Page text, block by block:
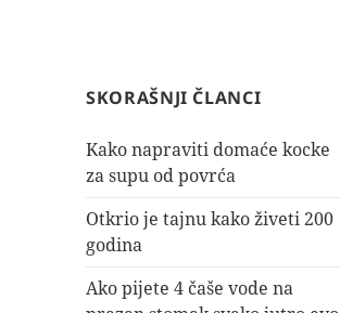
SKORAŠNJI ČLANCI
Kako napraviti domaće kocke
za supu od povrća
Otkrio je tajnu kako živeti 200
godina
Ako pijete 4 čaše vode na